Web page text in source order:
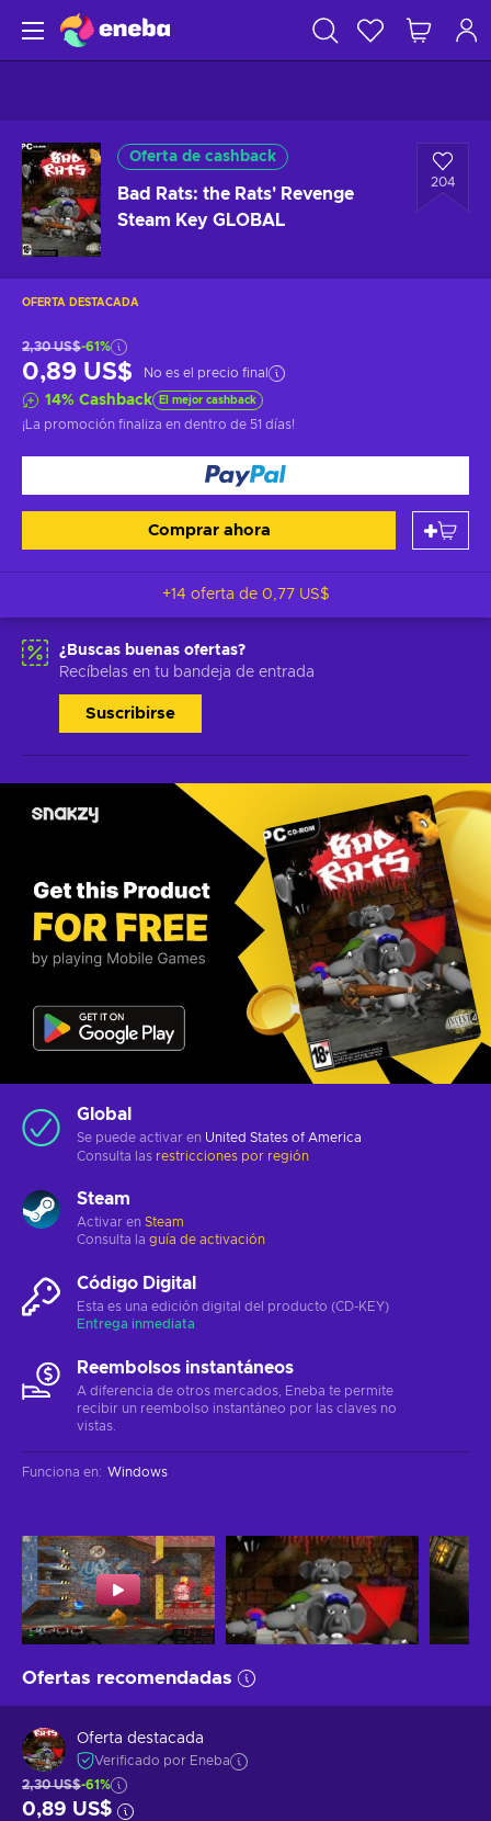
Oferta de cashback
Bad Rats: the Rats' Revenge
Steam Key GLOBAL
204
OFERTA DESTACADA
2,30 US$-61%
0,89 US$ No es el precio final
14% Cashback El mejor cashback
¡La promoción finaliza en dentro de 51 días!
Comprar ahora
+14 oferta de 0,77 US$
¿Buscas buenas ofertas?
Recíbelas en tu bandeja de entrada
Suscribirse
Global
Se puede activar en United States of America
Consulta las restricciones por región
Steam
Activar en Steam
Consulta la guía de activación
Código Digital
Esta es una edición digital del producto (CD-KEY)
Entrega inmediata
Reembolsos instantáneos
A diferencia de otros mercados, Eneba te permite
recibir un reembolso instantáneo por las claves no
vistas.
Funciona en: Windows
Ofertas recomendadas
Oferta destacada
Verificado por Eneba
2,30 US$-61%
0,89 US$